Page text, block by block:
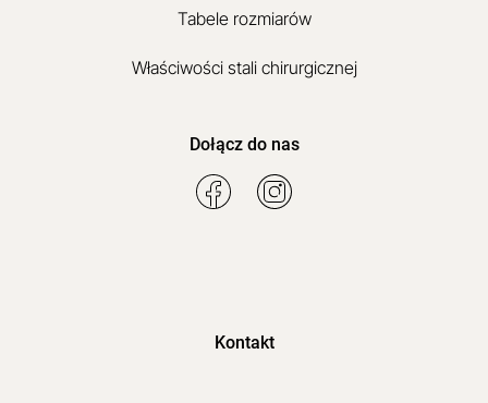
Tabele rozmiarów
Właściwości stali chirurgicznej
Dołącz do nas
Kontakt